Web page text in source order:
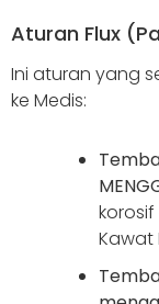
Aturan Flux
Ini aturan yang
ke Medis:
Kawat